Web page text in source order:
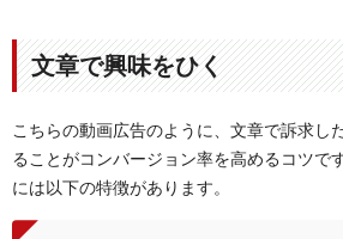
文章で興味をひく
こちらの動画広告のように、文章で訴求し
ることがコンバージョン率を高めるコツで
には以下の特徴があります。